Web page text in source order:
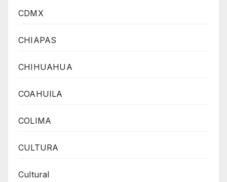
CDMX
CHIAPAS
CHIHUAHUA
COAHUILA
COLIMA
CULTURA
Cultural